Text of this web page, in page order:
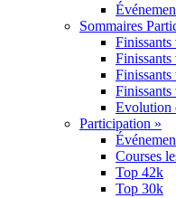
Sommaires
Finissants
Finissants
Finissants
Finissants
Evolution
Participation »
Courses
Top 42k
Top 30k